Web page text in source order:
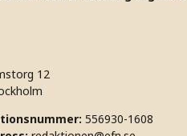
12
556930-1608